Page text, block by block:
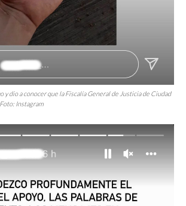
y dio a conocer que la Fiscalía General de Justicia de Ciudad
Instagram